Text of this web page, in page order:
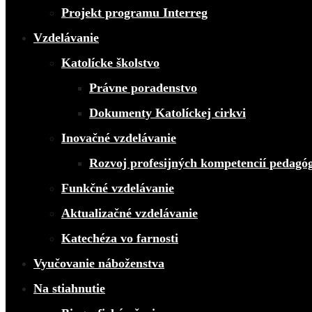
Projekt programu Interreg
Vzdelávanie
Katolícke školstvo
Právne poradenstvo
Dokumenty Katolíckej cirkvi
Inovačné vzdelávanie
Rozvoj profesijných kompetencií
Funkčné vzdelávanie
Aktualizačné vzdelávanie
Katechéza vo farnosti
Vyučovanie náboženstva
Na stiahnutie